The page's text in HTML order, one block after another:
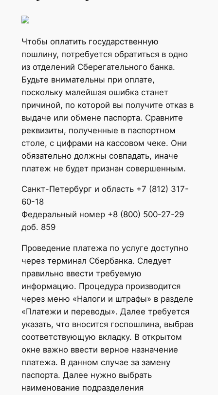
Чтобы оплатить государственную
пошлину, потребуется обратиться в одно
из отделений Сберегательного банка.
Будьте внимательны при оплате,
поскольку малейшая ошибка станет
причиной, по которой вы получите отказ в
выдаче или обмене паспорта. Сравните
реквизиты, полученные в паспортном
столе, с цифрами на кассовом чеке. Они
обязательно должны совпадать, иначе
платеж не будет признан совершенным.
Санкт-Петербург и область +7 (812) 317-
60-18
Федеральный номер +8 (800) 500-27-29
доб. 859
Проведение платежа по услуге доступно
через терминал Сбербанка. Следует
правильно ввести требуемую
информацию. Процедура производится
через меню «Налоги и штрафы» в разделе
«Платежи и переводы». Далее требуется
указать, что вносится госпошлина, выбрав
соответствующую вкладку. В открытом
окне важно ввести верное назначение
платежа. В данном случае за замену
паспорта. Далее нужно выбрать
наименование подразделения